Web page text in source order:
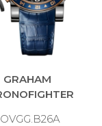
GRAHAM